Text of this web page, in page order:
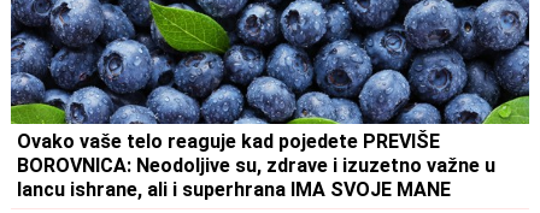
Ovako vaše telo reaguje kad pojedete PREVIŠE
BOROVNICA: Neodoljive su, zdrave i izuzetno važne u
lancu ishrane, ali i superhrana IMA SVOJE MANE